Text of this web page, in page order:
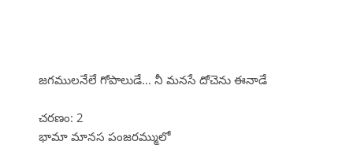
జగములనేలే గోపాలుడే... నీ మనసే దోచెను ఈనాడే
చరణం: 2
భామా మానస పంజరమ్ములో